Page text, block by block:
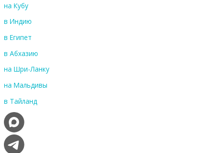
на Кубу
в Индию
в Египет
в Абхазию
на Шри-Ланку
на Мальдивы
в Тайланд